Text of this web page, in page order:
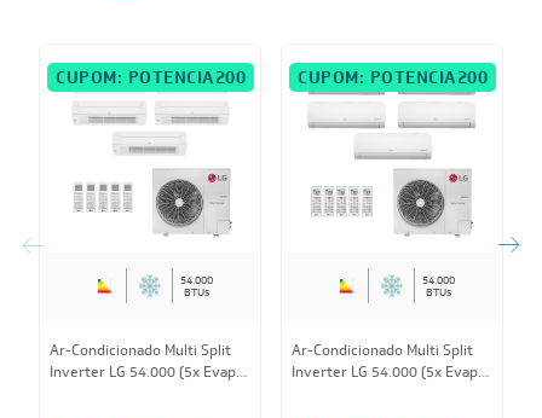
CUPOM: POTENCIA200
54.000
BTUs
Ar-Condicionado Multi Split
Inverter LG 54.000 (5x Evap
CUPOM: POTENCIA200
54.000
BTUs
Ar-Condicionado Multi Split
Inverter LG 54.000 (5x Evap